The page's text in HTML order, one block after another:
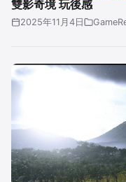
雙影奇境 玩後感
2025年11月4日